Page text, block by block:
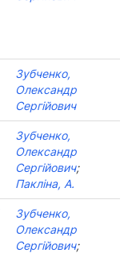
Зубченко,
Олександр
Сергійович
Зубченко,
Олександр
Сергійович;
Пакліна, А.
Зубченко,
Олександр
Сергійович;